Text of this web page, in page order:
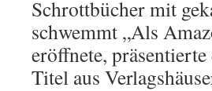
Schrottbücher mit
schwemmt „Als
eröffnete,
Titel aus